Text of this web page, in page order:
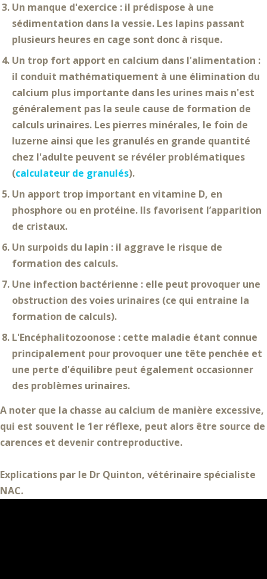
Un manque d'exercice : il prédispose à une
sédimentation dans la vessie. Les lapins passant
plusieurs heures en cage sont donc à risque.
Un trop fort apport en calcium dans l'alimentation :
il conduit mathématiquement à une élimination du
calcium plus importante dans les urines mais n'est
généralement pas la seule cause de formation de
calculs urinaires. Les pierres minérales, le foin de
luzerne ainsi que les granulés en grande quantité
chez l'adulte peuvent se révéler problématiques
(calculateur de granulés).
Un apport trop important en vitamine D, en
phosphore ou en protéine. Ils favorisent l’apparition
de cristaux.
Un surpoids du lapin : il aggrave le risque de
formation des calculs.
Une infection bactérienne : elle peut provoquer une
obstruction des voies urinaires (ce qui entraine la
formation de calculs).
L'Encéphalitozoonose : cette maladie étant connue
principalement pour provoquer une tête penchée et
une perte d'équilibre peut également occasionner
des problèmes urinaires.
A noter que la chasse au calcium de manière excessive,
qui est souvent le 1er réflexe, peut alors être source de
carences et devenir contreproductive.
Explications par le Dr Quinton, vétérinaire spécialiste
NAC.